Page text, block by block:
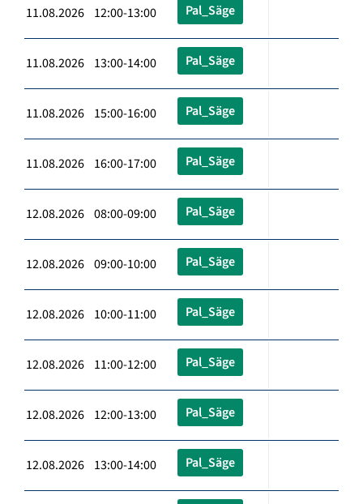
11.08.2026 12:00-13:00 Pal_Säge
11.08.2026 13:00-14:00 Pal_Säge
11.08.2026 15:00-16:00 Pal_Säge
11.08.2026 16:00-17:00 Pal_Säge
12.08.2026 08:00-09:00 Pal_Säge
12.08.2026 09:00-10:00 Pal_Säge
12.08.2026 10:00-11:00 Pal_Säge
12.08.2026 11:00-12:00 Pal_Säge
12.08.2026 12:00-13:00 Pal_Säge
12.08.2026 13:00-14:00 Pal_Säge